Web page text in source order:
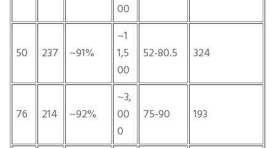
00
50 237 ~91%
~1
1,5
00
52-80.5 324
76 214 ~92%
~3,
00
0
75-90 193